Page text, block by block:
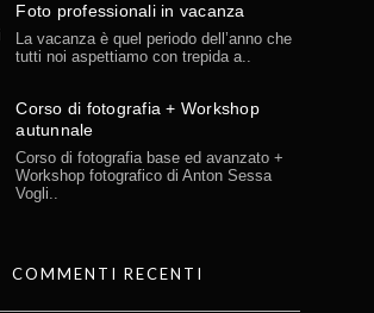
Foto professionali in vacanza
La vacanza è quel periodo dell’anno che
tutti noi aspettiamo con trepida a..
Corso di fotografia + Workshop
autunnale
Corso di fotografia base ed avanzato +
Workshop fotografico di Anton Sessa
Vogli..
COMMENTI RECENTI